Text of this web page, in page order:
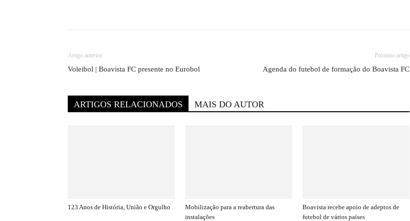
Artigo anterior
Voleibol | Boavista FC presente no Eurobol
Próximo artigo
Agenda do futebol de formação do Boavista FC
ARTIGOS RELACIONADOS MAIS DO AUTOR
123 Anos de História, União e Orgulho
Mobilização para a reabertura das
instalações
Boavista recebe apoio de adeptos de
futebol de vários países